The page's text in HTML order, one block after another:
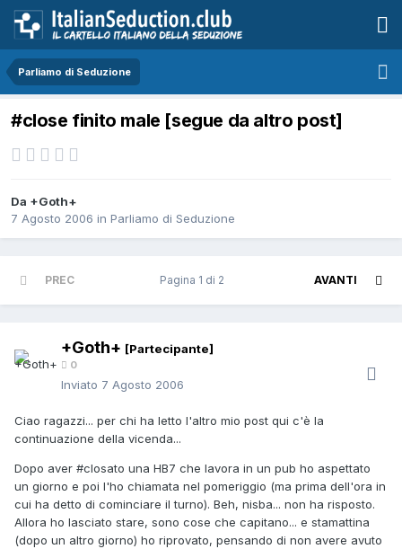
Parliamo di Seduzione
#close finito male [segue da altro post]
Da +Goth+
7 Agosto 2006 in Parliamo di Seduzione
PREC AVANTI
Pagina 1 di 2
+Goth+ [Partecipante]
0
Inviato 7 Agosto 2006
Ciao ragazzi... per chi ha letto l'altro mio post qui c'è la
continuazione della vicenda...
Dopo aver #closato una HB7 che lavora in un pub ho aspettato
un giorno e poi l'ho chiamata nel pomeriggio (ma prima dell'ora in
cui ha detto di cominciare il turno). Beh, nisba... non ha risposto.
Allora ho lasciato stare, sono cose che capitano... e stamattina
(dopo un altro giorno) ho riprovato, pensando di non avere avuto